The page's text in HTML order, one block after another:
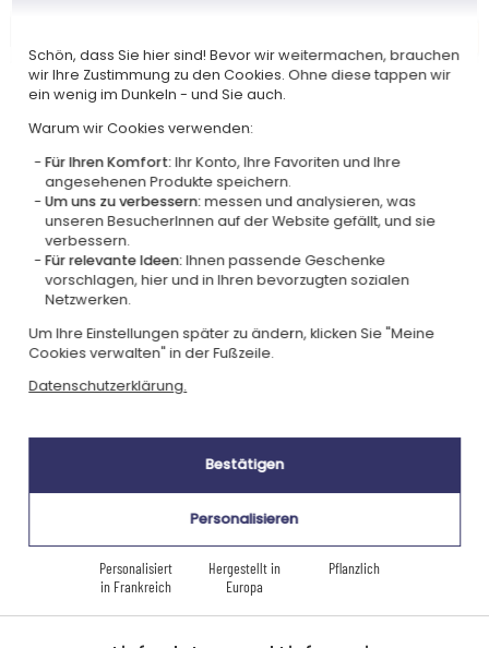
Ecovadis Silver
Global Compact
Personalisiert
in Frankreich
Hergestellt in
Europa
Pflanzlich
Schön, dass Sie hier sind! Bevor wir weitermachen, brauchen
wir Ihre Zustimmung zu den Cookies. Ohne diese tappen wir
ein wenig im Dunkeln - und Sie auch.
Warum wir Cookies verwenden:
Für Ihren Komfort:Ihr Konto, Ihre Favoriten und Ihre
angesehenen Produkte speichern.
Um uns zu verbessern:messen und analysieren, was
unseren BesucherInnen auf der Website gefällt, und sie
verbessern.
Für relevante Ideen:Ihnen passende Geschenke
vorschlagen, hier und in Ihren bevorzugten sozialen
Netzwerken.
Um Ihre Einstellungen später zu ändern, klicken Sie "Meine
Cookies verwalten" in der Fußzeile.
Datenschutzerklärung.
Bestätigen
Personalisieren